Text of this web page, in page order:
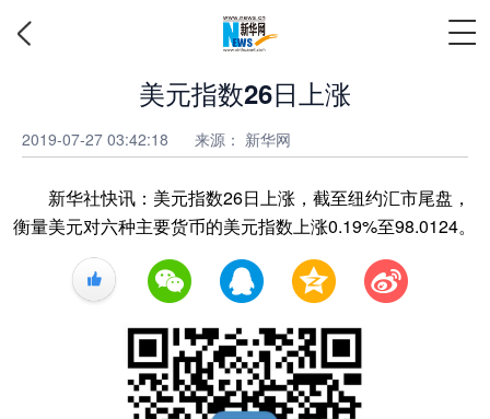
美元指数26日上涨
2019-07-27 03:42:18 来源： 新华网
新华社快讯：美元指数26日上涨，截至纽约汇市尾盘，
衡量美元对六种主要货币的美元指数上涨0.19%至98.0124。
+1